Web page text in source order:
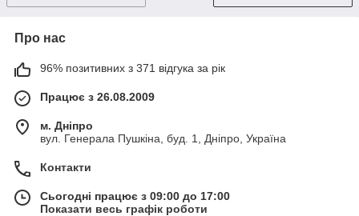
Про нас
96% позитивних з 371 відгука за рік
Працює з 26.08.2009
м. Дніпро
вул. Генерала Пушкіна, буд. 1, Дніпро, Україна
Контакти
Сьогодні працює з 09:00 до 17:00
Показати весь графік роботи